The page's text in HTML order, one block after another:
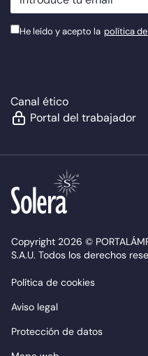
He leído y acepto la política
Canal ético
Portal del trabajador
Copyright 2026 ©
S.A.U. Todos los derechos
Política de cookies
Aviso legal
Protección de datos